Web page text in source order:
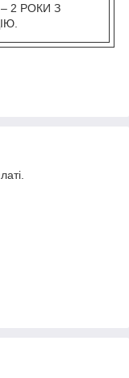
2 РОКИ З